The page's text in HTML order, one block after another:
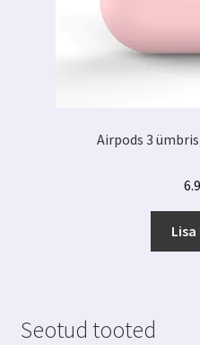
Airpods 3
Seotud tooted